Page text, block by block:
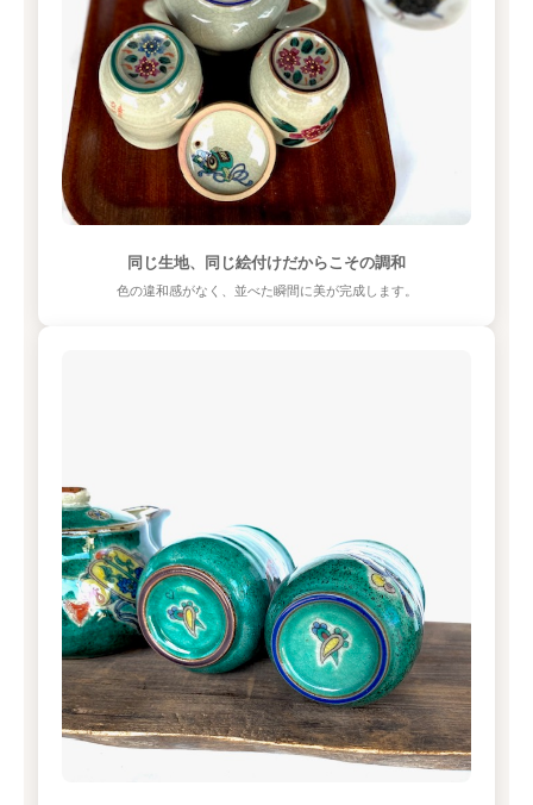
同じ生地、同じ絵付けだからこその調和
色の違和感がなく、並べた瞬間に美が完成します。